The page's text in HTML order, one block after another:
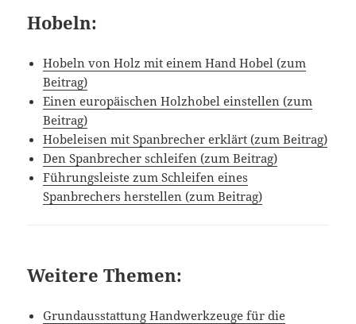
Hobeln:
Hobeln von Holz mit einem Hand Hobel (zum
Beitrag)
Einen europäischen Holzhobel einstellen (zum
Beitrag)
Hobeleisen mit Spanbrecher erklärt (zum Beitrag)
Den Spanbrecher schleifen (zum Beitrag)
Führungsleiste zum Schleifen eines
Spanbrechers herstellen (zum Beitrag)
Weitere Themen:
Grundausstattung Handwerkzeuge für die